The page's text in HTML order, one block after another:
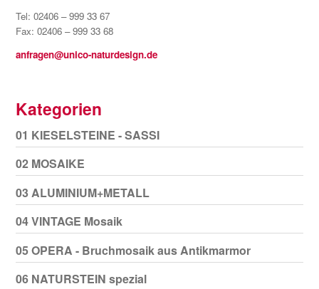
Tel: 02406 – 999 33 67
Fax: 02406 – 999 33 68
anfragen@unico-naturdesign.de
Kategorien
01 KIESELSTEINE - SASSI
02 MOSAIKE
03 ALUMINIUM+METALL
04 VINTAGE Mosaik
05 OPERA - Bruchmosaik aus Antikmarmor
06 NATURSTEIN spezial